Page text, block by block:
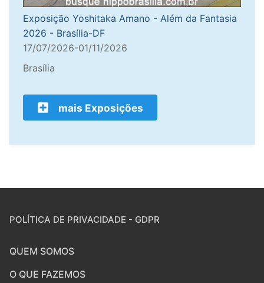
Exposição Yoshitaka Amano - Além da Fantasia
2026 - Brasília-DF
17/07/2026-01/11/2026
Brasília
mais Exposições
POLÍTICA DE PRIVACIDADE - GDPR
QUEM SOMOS
O QUE FAZEMOS